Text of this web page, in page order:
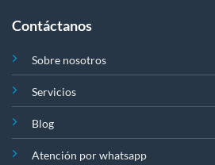
Contáctanos
Sobre nosotros
Servicios
Blog
Atención por whatsapp